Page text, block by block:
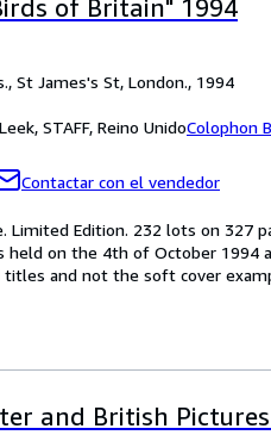
of Britain" 1994
St James's St, London., 1994
STAFF, Reino UnidoColophon
Contactar con el vendedor
Limited Edition. 232 lots on
held on the 4th of October 1994
and not the soft cover
and British Pictures